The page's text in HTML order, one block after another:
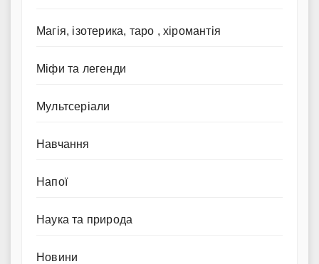
Магія, ізотерика, таро , хіромантія
Міфи та легенди
Мультсеріали
Навчання
Напої
Наука та природа
Новини